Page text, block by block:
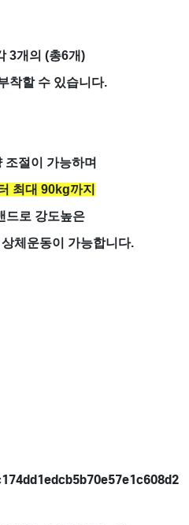
3개의 (총6개)
착할 수 있습니다.
조절이 가능하며
최대 90kg까지
드로 강도높은
체운동이 가능합니다.